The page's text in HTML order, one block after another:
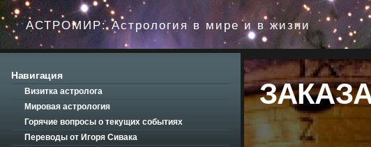
Перейти
до
вмістуАСТРОМИР: Астрология в мире и в жизни
Навигация
Визитка астролога
Мировая астрология
Горячие вопросы о текущих событиях
Переводы от Игоря Сивака